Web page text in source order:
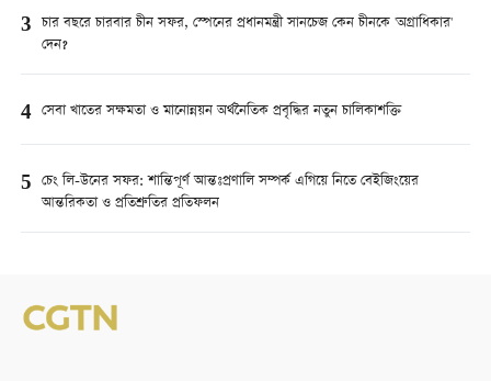
3 চার বছরে চারবার চীন সফর, স্পেনের প্রধানমন্ত্রী সানচেজ কেন চীনকে 'অগ্রাধিকার'
দেন?
4 সেবা খাতের সক্ষমতা ও মানোন্নয়ন অর্থনৈতিক প্রবৃদ্ধির নতুন চালিকাশক্তি
5 চেং লি-উনের সফর: শান্তিপূর্ণ আন্তঃপ্রণালি সম্পর্ক এগিয়ে নিতে বেইজিংয়ের
আন্তরিকতা ও প্রতিশ্রুতির প্রতিফলন